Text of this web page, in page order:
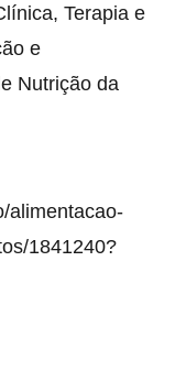
Terapia e
e
Nutrição da
alimentacao-
1841240?